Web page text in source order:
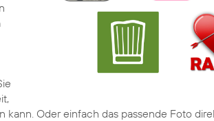
Oder einfach das passende Foto